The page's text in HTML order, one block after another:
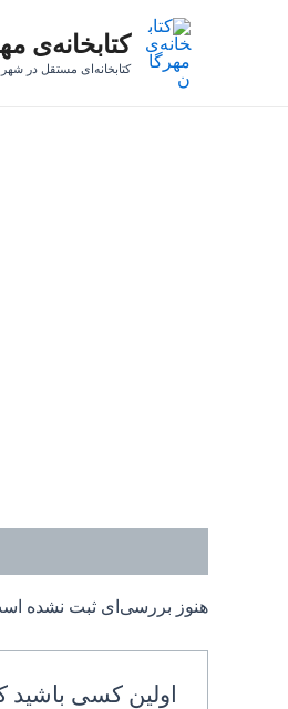
کتابخانه‌ی
کتابخانه‌ای مستقل در شهر
هنوز بررسی‌ای ثبت نشده
اولین کسی باشید